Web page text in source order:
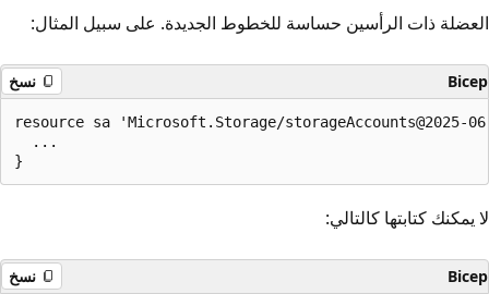
العضلة ذات الرأسين حساسة للخطوط الجديدة. على سبيل المثال:
Bicep نسخ
resource sa 'Microsoft.Storage/
  ...
لا يمكنك كتابتها كالتالي:
Bicep نسخ